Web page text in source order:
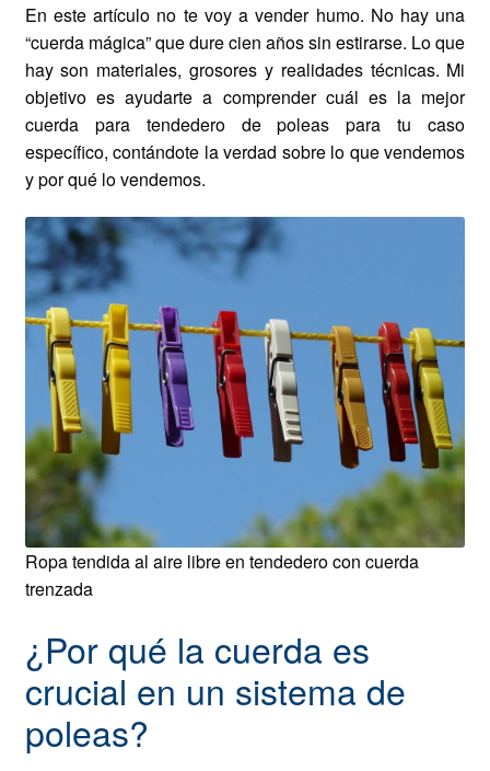
En este artículo no te voy a vender humo. No hay una
“cuerda mágica” que dure cien años sin estirarse. Lo que
hay son materiales, grosores y realidades técnicas. Mi
objetivo es ayudarte a comprender cuál es la mejor
cuerda para tendedero de poleas para tu caso
específico, contándote la verdad sobre lo que vendemos
y por qué lo vendemos.
Ropa tendida al aire libre en tendedero con cuerda
trenzada
¿Por qué la cuerda es
crucial en un sistema de
poleas?